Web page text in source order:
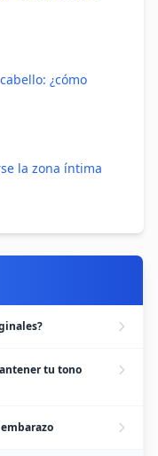
¿cómo
la zona íntima
tu tono